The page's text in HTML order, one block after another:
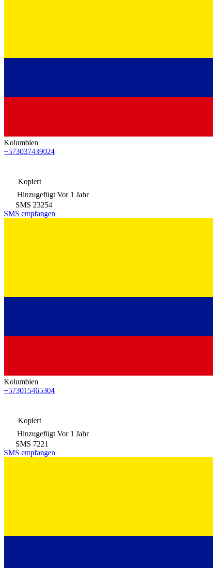
Kolumbien
+573037439024
Kopiert
Hinzugefügt Vor 1 Jahr
SMS 23254
SMS empfangen
Kolumbien
+573015465304
Kopiert
Hinzugefügt Vor 1 Jahr
SMS 7221
SMS empfangen